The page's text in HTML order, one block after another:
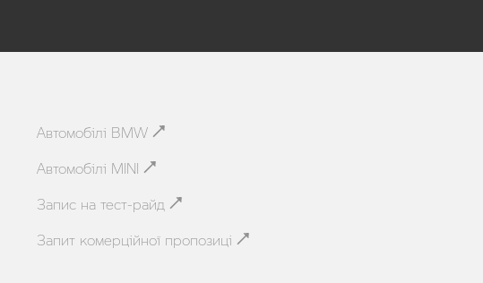
Автомобілі BMW
Автомобілі MINI
Запис на тест-райд
Запит комерційної пропозиці